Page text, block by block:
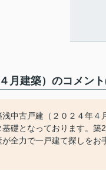
月建築）のコメン
中古戸建（２０２４年４
礎となっております。
全力で一戸建て探しを